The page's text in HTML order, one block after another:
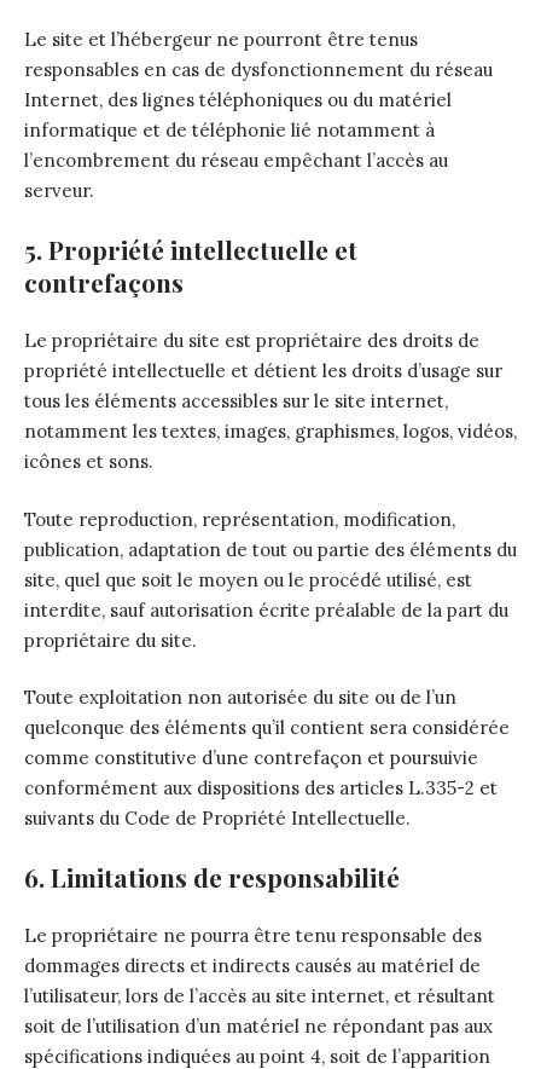
Le site et l’hébergeur ne pourront être tenus
responsables en cas de dysfonctionnement du réseau
Internet, des lignes téléphoniques ou du matériel
informatique et de téléphonie lié notamment à
l’encombrement du réseau empêchant l’accès au
serveur.
5. Propriété intellectuelle et
contrefaçons
Le propriétaire du site est propriétaire des droits de
propriété intellectuelle et détient les droits d’usage sur
tous les éléments accessibles sur le site internet,
notamment les textes, images, graphismes, logos, vidéos,
icônes et sons.
Toute reproduction, représentation, modification,
publication, adaptation de tout ou partie des éléments du
site, quel que soit le moyen ou le procédé utilisé, est
interdite, sauf autorisation écrite préalable de la part du
propriétaire du site.
Toute exploitation non autorisée du site ou de l’un
quelconque des éléments qu’il contient sera considérée
comme constitutive d’une contrefaçon et poursuivie
conformément aux dispositions des articles L.335-2 et
suivants du Code de Propriété Intellectuelle.
6. Limitations de responsabilité
Le propriétaire ne pourra être tenu responsable des
dommages directs et indirects causés au matériel de
l’utilisateur, lors de l’accès au site internet, et résultant
soit de l’utilisation d’un matériel ne répondant pas aux
spécifications indiquées au point 4, soit de l’apparition